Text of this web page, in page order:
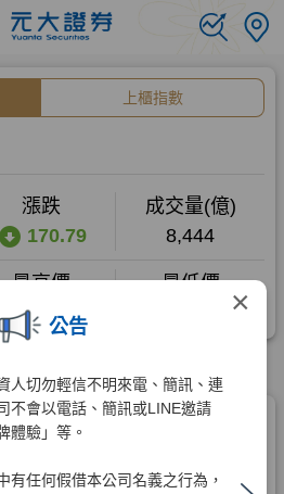
×
公告
人切勿輕信不明來電、簡訊、連
不會以電話、簡訊或LINE邀請
體驗」等。
有任何假借本公司名義之行為，